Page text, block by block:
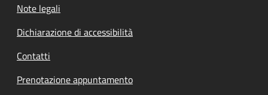
Note legali
Dichiarazione di accessibilità
Contatti
Prenotazione appuntamento